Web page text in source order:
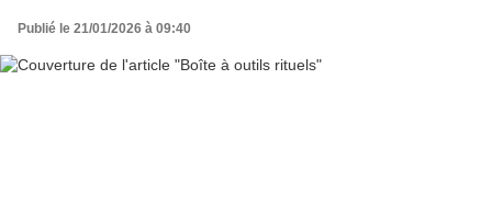
Publié le 21/01/2026 à 09:40